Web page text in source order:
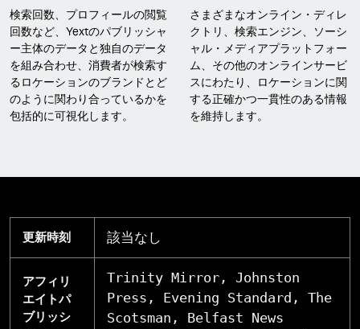
検索回数、プロフィールの閲覧
回数など、Yextのパブリッシャ
ー主体のデータと独自のデータ
を組み合わせ、消費者が検索す
るロケーションのブランドとど
のように関わり合っているかを
包括的に可視化します。
さまざまなオンライン・ディレ
クトリ、検索エンジン、ソーシ
ャル・メディアプラットフォー
ム、その他のオンラインサービ
スにわたり、ロケーションに関
する正確かつ一貫性のある情報
を維持します。
更新時刻 該当なし
アフィリ
エイトパ
ブリッシ
Trinity Mirror, Johnston
Press, Evening Standard, The
Scotsman, Belfast News